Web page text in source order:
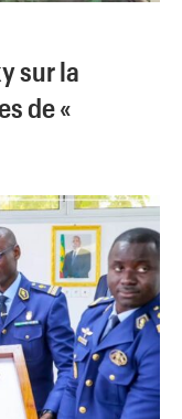
sur la
de «